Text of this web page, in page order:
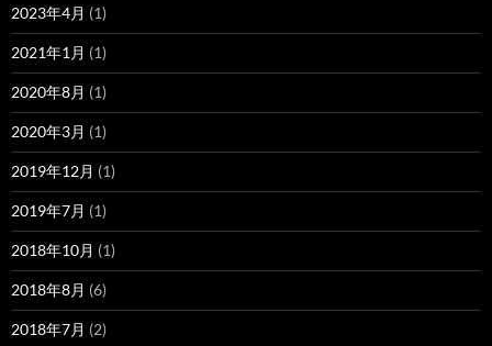
2023年4月 (1)
2021年1月 (1)
2020年8月 (1)
2020年3月 (1)
2019年12月 (1)
2019年7月 (1)
2018年10月 (1)
2018年8月 (6)
2018年7月 (2)